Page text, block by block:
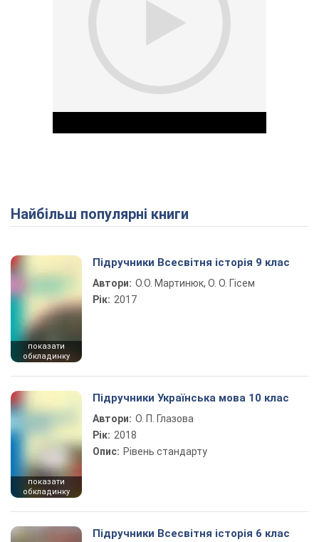
Play Video
Найбільш популярні книги
показати
обкладинку
Підручники Всесвітня історія 9 клас
Автори: О.О. Мартинюк, О. О. Гісем
Рік: 2017
показати
обкладинку
Підручники Українська мова 10 клас
Автори: О. П. Глазова
Рік: 2018
Опис: Рівень стандарту
Підручники Всесвітня історія 6 клас